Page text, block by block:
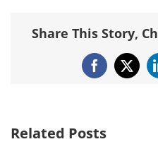
Share This Story,
Facebook
X
Related Posts